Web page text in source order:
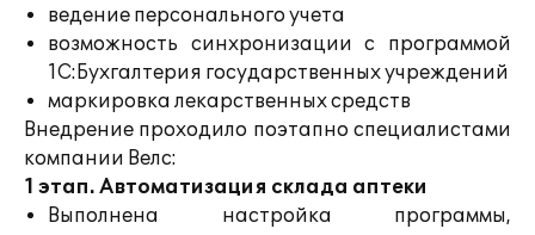
ведение персонального учета
возможность синхронизации с программой
1С:Бухгалтерия государственных учреждений
маркировка лекарственных средств
Внедрение проходило поэтапно специалистами
компании Велс:
1 этап. Автоматизация склада аптеки
Выполнена настройка программы,